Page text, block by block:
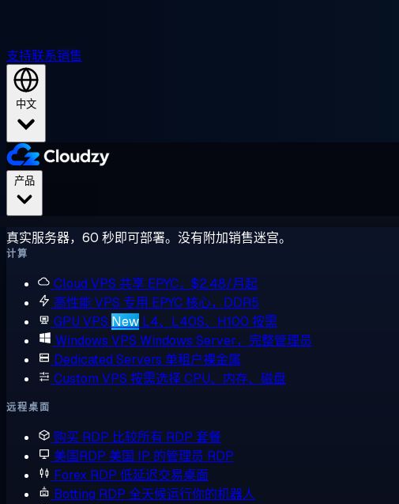
支持联系销售
中文
真实服务器，60 秒即可部署。没有附加销售迷宫。
计算
Cloud VPS 共享 EPYC，$2.48/月起
高性能 VPS 专用 EPYC 核心，DDR5
GPU VPS New L4、L40S、H100 按需
Windows VPS Windows Server，完整管理员
Dedicated Servers 单租户裸金属
Custom VPS 按需选择 CPU、内存、磁盘
远程桌面
购买 RDP 比较所有 RDP 套餐
美国RDP 美国 IP 的管理员 RDP
Forex RDP 低延迟交易桌面
Botting RDP 全天候运行你的机器人